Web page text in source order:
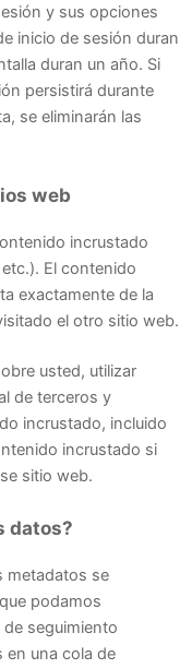
y sus opciones
inicio de sesión duran
duran un año. Si
persistirá durante
se eliminarán las
web
incrustado
etc.). El contenido
exactamente de la
el otro sitio web.
usted, utilizar
de terceros y
incrustado, incluido
incrustado si
sitio web.
datos?
metadatos se
podamos
seguimiento
en una cola de